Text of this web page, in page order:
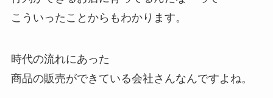
こういったことからもわかります。
時代の流れにあった
商品の販売ができている会社さんなんですよね。